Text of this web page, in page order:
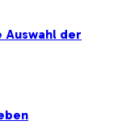
Auswahl der